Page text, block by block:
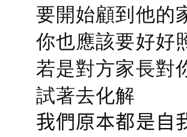
要開始顧到他的
你也應該要好好
若是對方家長對
試著去化解
我們原本都是自